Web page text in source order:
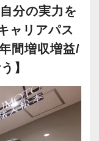
徴です。
校が近くにあ
フが多く活躍
で、全員がや
いう気持ちを
ていなくて
プが可能で
して職務経験
す！
がらステップ
分の実力を
ャリアパス
間増収増益/
】